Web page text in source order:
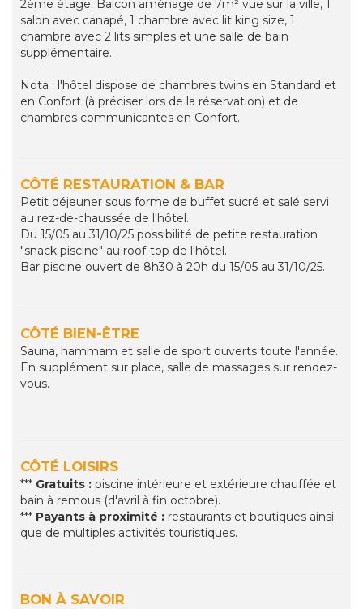
2ème étage. Balcon aménagé de 7m² vue sur la ville, 1
salon avec canapé, 1 chambre avec lit king size, 1
chambre avec 2 lits simples et une salle de bain
supplémentaire.
Nota : l'hôtel dispose de chambres twins en Standard et
en Confort (à préciser lors de la réservation) et de
chambres communicantes en Confort.
CÔTÉ RESTAURATION & BAR
Petit déjeuner sous forme de buffet sucré et salé servi
au rez-de-chaussée de l'hôtel.
Du 15/05 au 31/10/25 possibilité de petite restauration
"snack piscine" au roof-top de l'hôtel.
Bar piscine ouvert de 8h30 à 20h du 15/05 au 31/10/25.
CÔTÉ BIEN-ÊTRE
Sauna, hammam et salle de sport ouverts toute l'année.
En supplément sur place, salle de massages sur rendez-
vous.
CÔTÉ LOISIRS
*** Gratuits : piscine intérieure et extérieure chauffée et
bain à remous (d'avril à fin octobre).
*** Payants à proximité : restaurants et boutiques ainsi
que de multiples activités touristiques.
BON À SAVOIR